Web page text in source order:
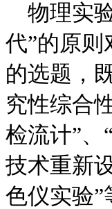
物理实
代”的原
的选题，
究性综合
检流计”、
技术重新
色仪实验”